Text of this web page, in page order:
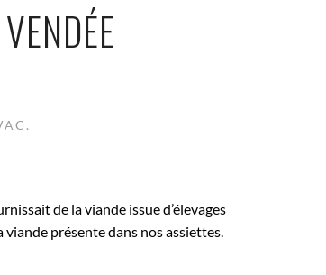
de la viande issue d’élevages
présente dans nos assiettes.